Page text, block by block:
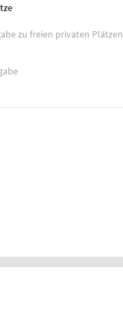
zu freien privaten Plätzen